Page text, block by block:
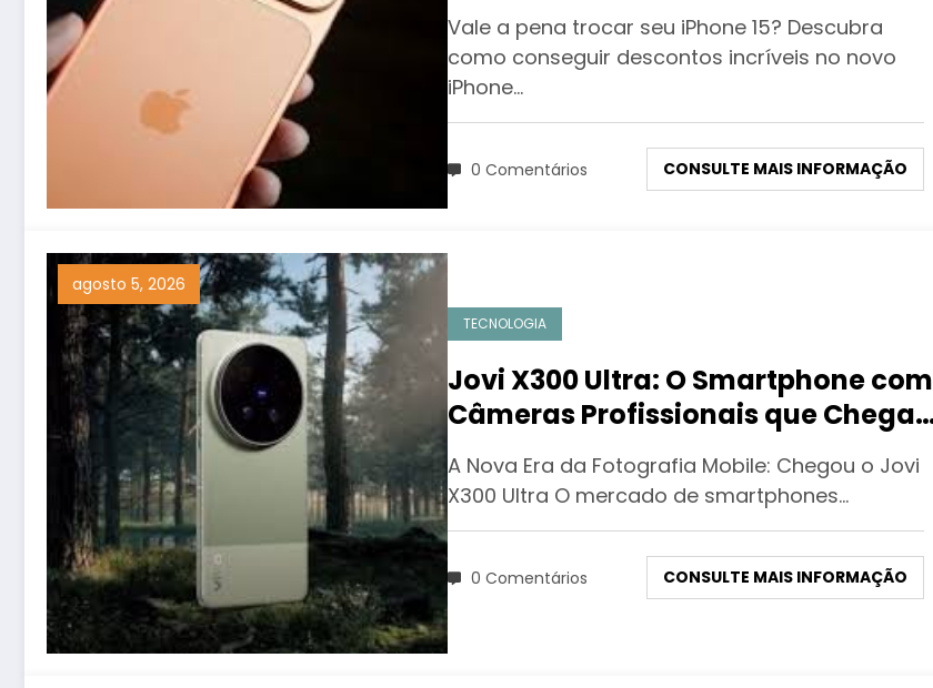
descontos incríveis no novo iPhone
Pro!
Vale a pena trocar seu iPhone 15? Descubra
como conseguir descontos incríveis no novo
iPhone…
0 Comentários CONSULTE MAIS INFORMAÇÃO
agosto 5, 2026
TECNOLOGIA
Jovi X300 Ultra: O Smartphone com
Câmeras Profissionais que Chega
ao Brasil
A Nova Era da Fotografia Mobile: Chegou o Jovi
X300 Ultra O mercado de smartphones…
0 Comentários CONSULTE MAIS INFORMAÇÃO